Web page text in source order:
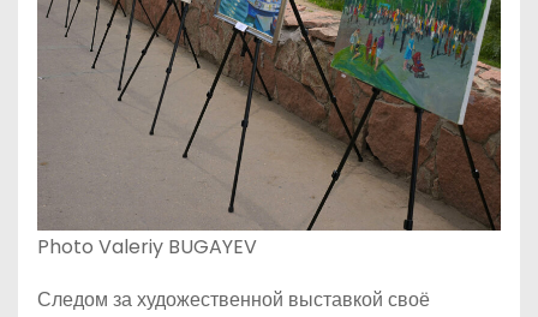
Photo Valeriy BUGAYEV
Следом за художественной выставкой своё